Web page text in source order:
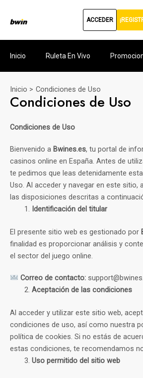
ACCEDER
Inicio Ruleta En Vivo
Inicio Condiciones de Uso
Condiciones de Uso
Condiciones de Uso
Bienvenido a Bwines.es, tu portal de
casinos online en España. Antes de
te pedimos que leas detenidamente
Uso. Al acceder y navegar en este sitio,
las disposiciones descritas a
Identificación del titular
El presente sitio web es gestionado por
finalidad es proporcionar análisis y
el sector del juego online.
Correo de contacto:
Aceptación de las condiciones
Al acceder y utilizar este sitio web,
condiciones de uso, así como nuestra
política de cookies. Si no estás de
estas condiciones, te recomendamos
Uso permitido del sitio web